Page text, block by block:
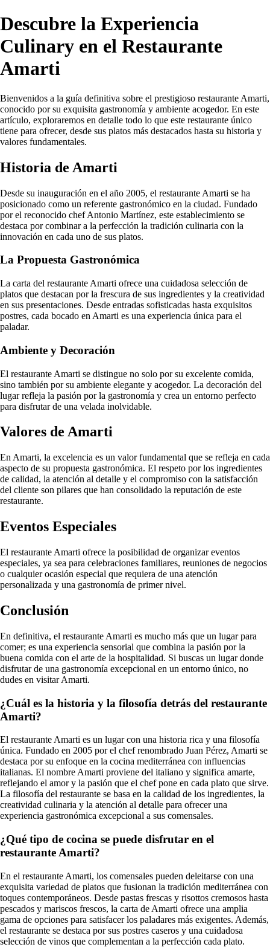
Descubre la Experiencia
Culinary en el Restaurante
Amarti
Bienvenidos a la guía definitiva sobre el prestigioso restaurante Amarti,
conocido por su exquisita gastronomía y ambiente acogedor. En este
artículo, exploraremos en detalle todo lo que este restaurante único
tiene para ofrecer, desde sus platos más destacados hasta su historia y
valores fundamentales.
Historia de Amarti
Desde su inauguración en el año 2005, el restaurante Amarti se ha
posicionado como un referente gastronómico en la ciudad. Fundado
por el reconocido chef Antonio Martínez, este establecimiento se
destaca por combinar a la perfección la tradición culinaria con la
innovación en cada uno de sus platos.
La Propuesta Gastronómica
La carta del restaurante Amarti ofrece una cuidadosa selección de
platos que destacan por la frescura de sus ingredientes y la creatividad
en sus presentaciones. Desde entradas sofisticadas hasta exquisitos
postres, cada bocado en Amarti es una experiencia única para el
paladar.
Ambiente y Decoración
El restaurante Amarti se distingue no solo por su excelente comida,
sino también por su ambiente elegante y acogedor. La decoración del
lugar refleja la pasión por la gastronomía y crea un entorno perfecto
para disfrutar de una velada inolvidable.
Valores de Amarti
En Amarti, la excelencia es un valor fundamental que se refleja en cada
aspecto de su propuesta gastronómica. El respeto por los ingredientes
de calidad, la atención al detalle y el compromiso con la satisfacción
del cliente son pilares que han consolidado la reputación de este
restaurante.
Eventos Especiales
El restaurante Amarti ofrece la posibilidad de organizar eventos
especiales, ya sea para celebraciones familiares, reuniones de negocios
o cualquier ocasión especial que requiera de una atención
personalizada y una gastronomía de primer nivel.
Conclusión
En definitiva, el restaurante Amarti es mucho más que un lugar para
comer; es una experiencia sensorial que combina la pasión por la
buena comida con el arte de la hospitalidad. Si buscas un lugar donde
disfrutar de una gastronomía excepcional en un entorno único, no
dudes en visitar Amarti.
¿Cuál es la historia y la filosofía detrás del restaurante
Amarti?
El restaurante Amarti es un lugar con una historia rica y una filosofía
única. Fundado en 2005 por el chef renombrado Juan Pérez, Amarti se
destaca por su enfoque en la cocina mediterránea con influencias
italianas. El nombre Amarti proviene del italiano y significa amarte,
reflejando el amor y la pasión que el chef pone en cada plato que sirve.
La filosofía del restaurante se basa en la calidad de los ingredientes, la
creatividad culinaria y la atención al detalle para ofrecer una
experiencia gastronómica excepcional a sus comensales.
¿Qué tipo de cocina se puede disfrutar en el
restaurante Amarti?
En el restaurante Amarti, los comensales pueden deleitarse con una
exquisita variedad de platos que fusionan la tradición mediterránea con
toques contemporáneos. Desde pastas frescas y risottos cremosos hasta
pescados y mariscos frescos, la carta de Amarti ofrece una amplia
gama de opciones para satisfacer los paladares más exigentes. Además,
el restaurante se destaca por sus postres caseros y una cuidadosa
selección de vinos que complementan a la perfección cada plato.